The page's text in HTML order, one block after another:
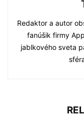
Redaktor a autor
fanúšik firmy
jablkového sveta